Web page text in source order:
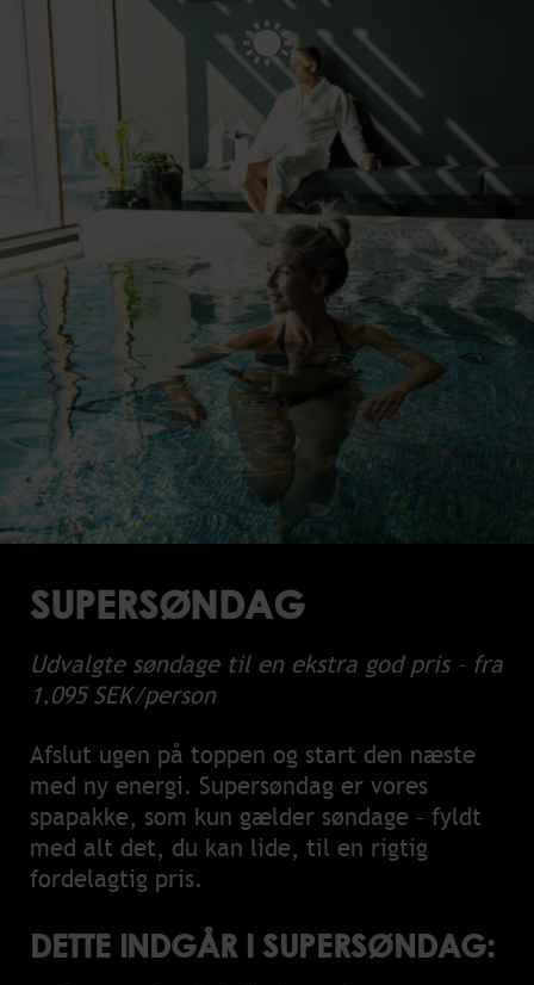
SUPERSØNDAG
Udvalgte søndage til en ekstra god pris – fra
1.095 SEK/person
Afslut ugen på toppen og start den næste
med ny energi. Supersøndag er vores
spapakke, som kun gælder søndage – fyldt
med alt det, du kan lide, til en rigtig
fordelagtig pris.
DETTE INDGÅR I SUPERSØNDAG: